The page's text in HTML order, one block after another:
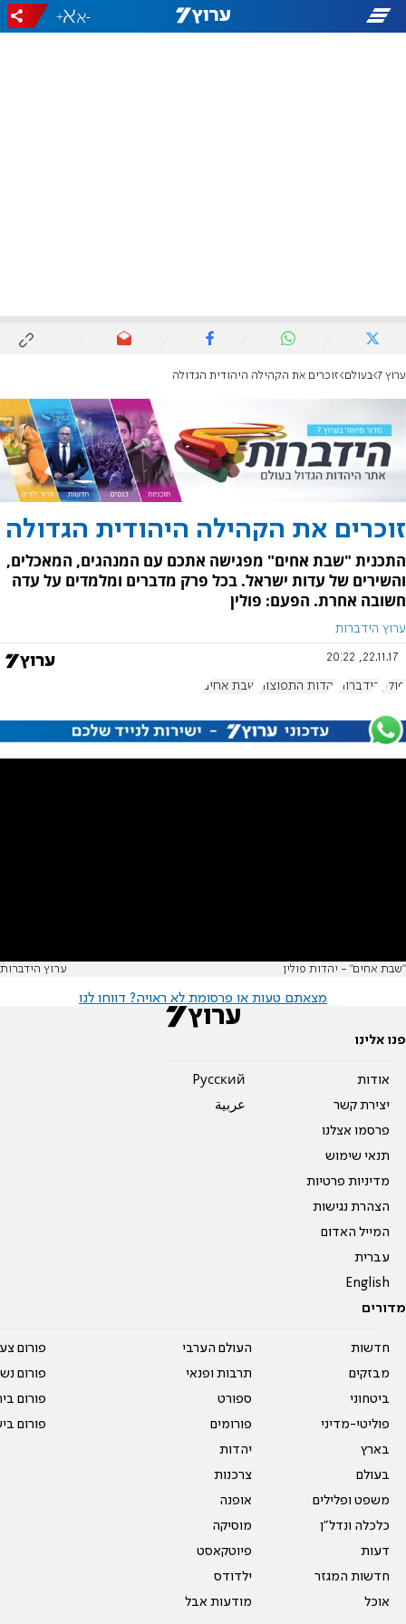
-
+
ערוץ 7 בעולם זוכרים את הקהילה היהודית הגדולה
זוכרים את הקהילה היהודית הגדולה
התכנית "שבת אחים" מפגישה אתכם עם המנהגים, המאכלים,
והשירים של עדות ישראל. בכל פרק מדברים ומלמדים על עדה
חשובה אחרת. הפעם: פולין
ערוץ הידברות
22.11.17, 20:22
פולין הידברות יהדות התפוצות שבת אחים
"שבת אחים" - יהדות פולין ערוץ הידברות
מצאתם טעות או פרסומת לא ראויה? דווחו לנו
פנו אלינו
אודות
יצירת קשר
פרסמו אצלנו
תנאי שימוש
מדיניות פרטיות
הצהרת נגישות
המייל האדום
עברית
English
Pусский
عربية
מדורים
חדשות
מבזקים
ביטחוני
פוליטי-מדיני
בארץ
בעולם
משפט ופלילים
כלכלה ונדל"ן
דעות
חדשות המגזר
אוכל
העולם הערבי
תרבות ופנאי
ספורט
פורומים
יהדות
צרכנות
אופנה
מוסיקה
פיוטקאסט
ילדודס
מודעות אבל
פורום
פורום
פורום
פורום